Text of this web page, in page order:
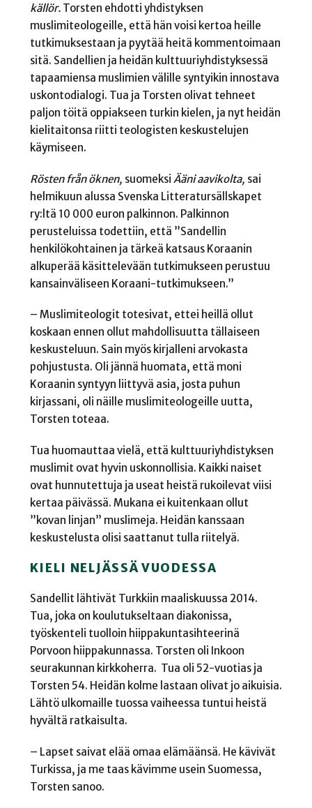
källör.Torsten ehdotti yhdistyksen
muslimiteologeille, että hän voisi kertoa heille
tutkimuksestaan ja pyytää heitä kommentoimaan
sitä. Sandellien ja heidän kulttuuriyhdistyksessä
tapaamiensa muslimien välille syntyikin innostava
uskontodialogi. Tua ja Torsten olivat tehneet
paljon töitä oppiakseen turkin kielen, ja nyt heidän
kielitaitonsa riitti teologisten keskustelujen
käymiseen.
Rösten från öknen, suomeksi Ääni aavikolta, sai
helmikuun alussa Svenska Litteratursällskapet
ry:ltä 10 000 euron palkinnon. Palkinnon
perusteluissa todettiin, että ”Sandellin
henkilökohtainen ja tärkeä katsaus Koraanin
alkuperää käsittelevään tutkimukseen perustuu
kansainväliseen Koraani-tutkimukseen.”
– Muslimiteologit totesivat, ettei heillä ollut
koskaan ennen ollut mahdollisuutta tällaiseen
keskusteluun. Sain myös kirjalleni arvokasta
pohjustusta. Oli jännä huomata, että moni
Koraanin syntyyn liittyvä asia, josta puhun
kirjassani, oli näille muslimiteologeille uutta,
Torsten toteaa.
Tua huomauttaa vielä, että kulttuuriyhdistyksen
muslimit ovat hyvin uskonnollisia. Kaikki naiset
ovat hunnutettuja ja useat heistä rukoilevat viisi
kertaa päivässä. Mukana ei kuitenkaan ollut
”kovan linjan” muslimeja. Heidän kanssaan
keskustelusta olisi saattanut tulla riitelyä.
KIELI NELJÄSSÄ VUODESSA
Sandellit lähtivät Turkkiin maaliskuussa 2014.
Tua, joka on koulutukseltaan diakonissa,
työskenteli tuolloin hiippakuntasihteerinä
Porvoon hiippakunnassa. Torsten oli Inkoon
seurakunnan kirkkoherra. Tua oli 52-vuotias ja
Torsten 54. Heidän kolme lastaan olivat jo aikuisia.
Lähtö ulkomaille tuossa vaiheessa tuntui heistä
hyvältä ratkaisulta.
– Lapset saivat elää omaa elämäänsä. He kävivät
Turkissa, ja me taas kävimme usein Suomessa,
Torsten sanoo.